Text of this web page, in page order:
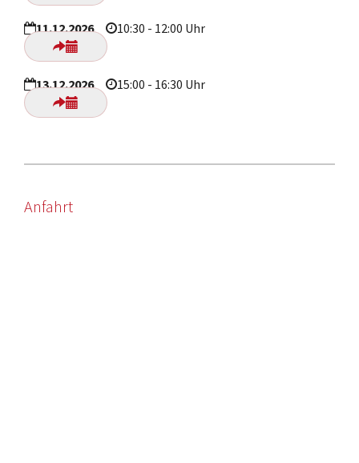
11.12.2026 10:30 - 12:00 Uhr
13.12.2026 15:00 - 16:30 Uhr
Anfahrt